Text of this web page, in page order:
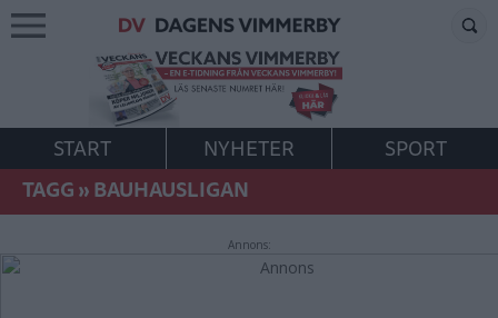
START NYHETER
SPORT
TAGG»BAUHAUSLIGAN
Annons: